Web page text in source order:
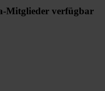
Mitglieder verfügbar